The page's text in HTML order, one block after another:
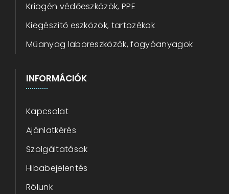
Kriogén védőeszközök, PPE
Kiegészítő eszközök, tartozékok
Műanyag laboreszközök, fogyóanyagok
INFORMÁCIÓK
Kapcsolat
Ajánlatkérés
Szolgáltatások
Hibabejelentés
Rólunk